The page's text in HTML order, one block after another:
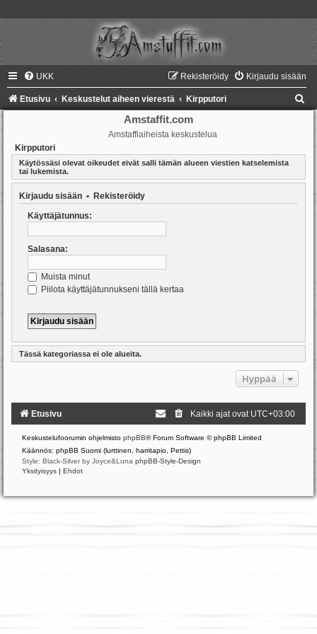
UKK Kirjaudu sisään
Rekisteröidy
Etusivu Keskustelut aiheen vierestä Kirpputori
Amstaffit.com
Amstaffiaiheista keskustelua
Kirpputori
Käytössäsi olevat oikeudet eivät salli tämän alueen viestien katselemista
tai lukemista.
Kirjaudu sisään • Rekisteröidy
Käyttäjätunnus:
Salasana:
Muista minut
Piilota käyttäjätunnukseni tällä kertaa
Tässä kategoriassa ei ole alueita.
Hyppää
Etusivu Kaikki ajat ovat UTC+03:00
Keskustelufoorumin ohjelmisto phpBB® Forum Software © phpBB Limited
Käännös: phpBB Suomi (lurttinen, harritapio, Pettis)
Style: Black-Silver by Joyce&Luna phpBB-Style-Design
Yksityisyys | Ehdot